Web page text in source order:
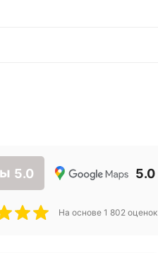
5.0 5.0
На основе 1 802 оценок